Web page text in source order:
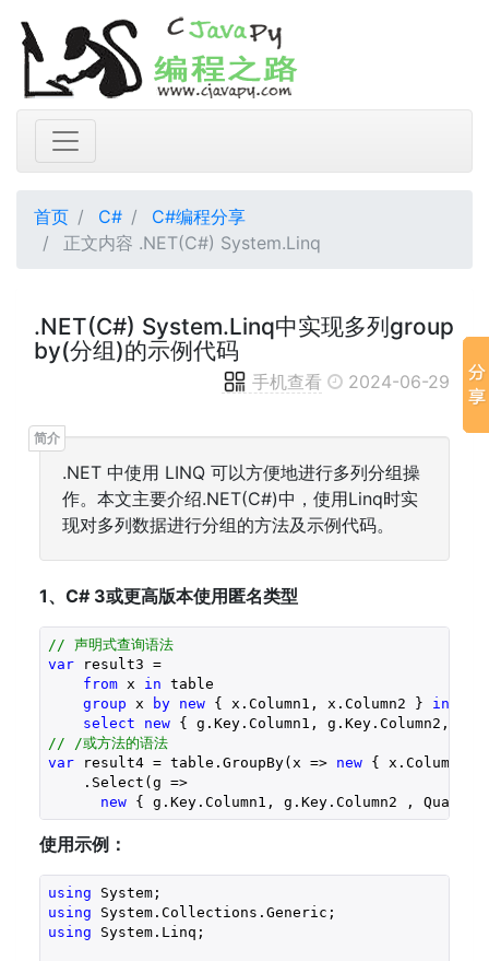
首页 C#
C#编程分享
正文内容 .NET(C#) System.Linq
.NET(C#) System.Linq中实现多列group
by(分组)的示例代码
手机查看 2024-06-29
.NET 中使用 LINQ 可以方便地进行多列分组操
作。本文主要介绍.NET(C#)中，使用Linq时实
现对多列数据进行分组的方法及示例代码。
1、C# 3或更高版本使用匿名类型
// 声明式查询语法
var result3 =
from x in table
group x by new { x.Column1, x.Column2 } into
select
new
// /或方法的语法
var result4 = table.GroupBy(x => new { x.Column1,
    .Select(g =>
new { g.Key.Column1, g.Key.Column2 ,
使用示例：
using
using
using System.Linq;